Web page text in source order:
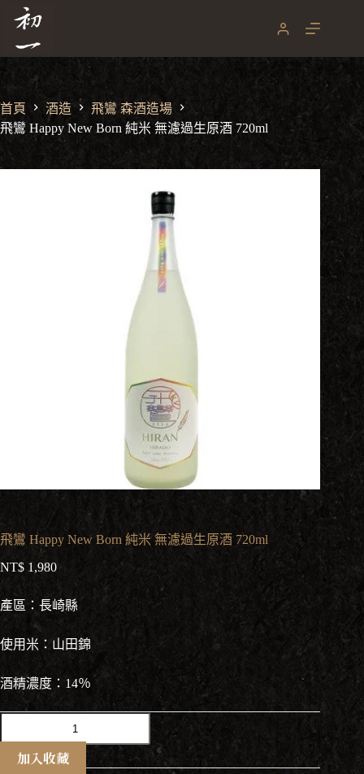
容
NT$
首頁 酒造
飛鸞 森酒造場
飛鸞 Happy New Born 純米 無濾過生原酒 720ml
飛鸞 Happy New Born 純米 無濾過生原酒 720ml
NT$ 1,980
產區：長崎縣
使用米：山田錦
酒精濃度：14％
Happy
New加入收藏